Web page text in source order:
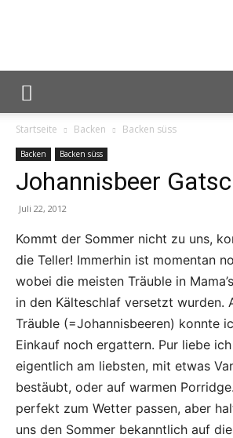
Startseite Backen Backen süss
Backen Backen süss
Johannisbeer
Juli 22, 2012
Kommt der Sommer nicht zu uns,
die Teller! Immerhin ist momentan
wobei die meisten Träuble in
in den Kälteschlaf versetzt wurden.
Träuble (=Johannisbeeren) konnte
Einkauf noch ergattern. Pur liebe
eigentlich am liebsten, mit etwas
bestäubt, oder auf warmen
perfekt zum Wetter passen, aber
uns den Sommer bekanntlich auf